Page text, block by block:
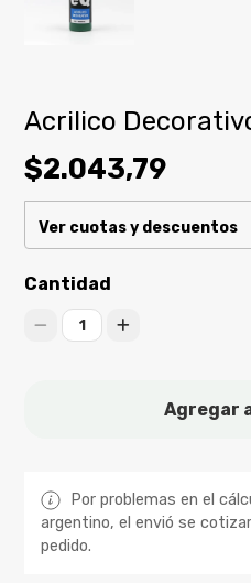
Acrilico
$2.043,79
Ver cuotas y descuentos
Cantidad
1
Agregar
Por problemas en el
argentino, el envió se
pedido.